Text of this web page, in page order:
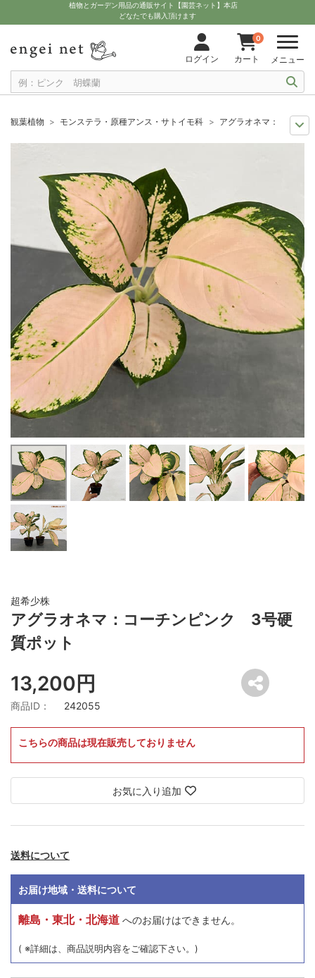
植物とガーデン用品の通販サイト【園芸ネット】本店
どなたでも購入頂けます
ログイン
0
カート メニュー
観葉植物 モンステラ・原種アンス・サトイモ科
アグラオネマ：コーチ
観葉植物特集
珍しい観葉植物
アグラオネマ：コーチンピンク 3号硬質
超希少株
アグラオネマ：コーチンピンク 3号硬
質ポット
13,200円
商品ID： 242055
こちらの商品は現在販売しておりません
お気に入り追加
送料について
お届け地域・送料について
離島・東北・北海道 へのお届けはできません。
( ※詳細は、商品説明内容をご確認下さい。)